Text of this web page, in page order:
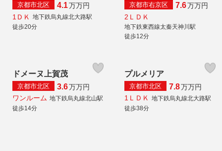
京都市北区 4.1万万円
1ＤＫ
地下鉄烏丸線北大路駅
徒歩20分
京都市右京区 7.6万万円
2ＬＤＫ
地下鉄東西線太秦天神川駅
徒歩12分
ドメーヌ上賀茂
京都市北区 3.6万万円
ワンルーム 地下鉄烏丸線北山駅
徒歩14分
プルメリア
京都市北区 7.8万万円
1ＬＤＫ 地下鉄烏丸線北大路駅
徒歩38分